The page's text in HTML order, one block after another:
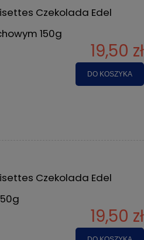
Czekolada Edel
150g
19,50 zł
DO KOSZYKA
Czekolada Edel
19,50 zł